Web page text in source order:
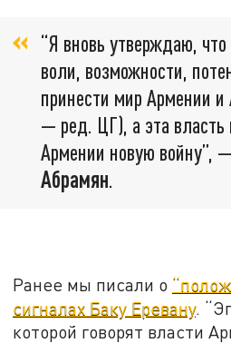
“Я вновь утверждаю,
воли, возможности,
принести мир Армении и
— ред. ЦГ) , а эта
Армении новую войну”,
Абрамян.
Ранее мы писали о
сигналах Баку Еревану.
которой говорят власти